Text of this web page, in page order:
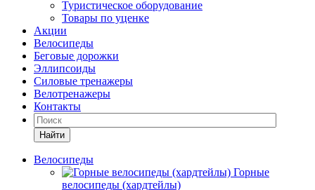
Туристическое оборудование
Товары по уценке
Акции
Велосипеды
Беговые дорожки
Эллипсоиды
Силовые тренажеры
Велотренажеры
Контакты
Найти
Велосипеды
Горные
велосипеды (хардтейлы)